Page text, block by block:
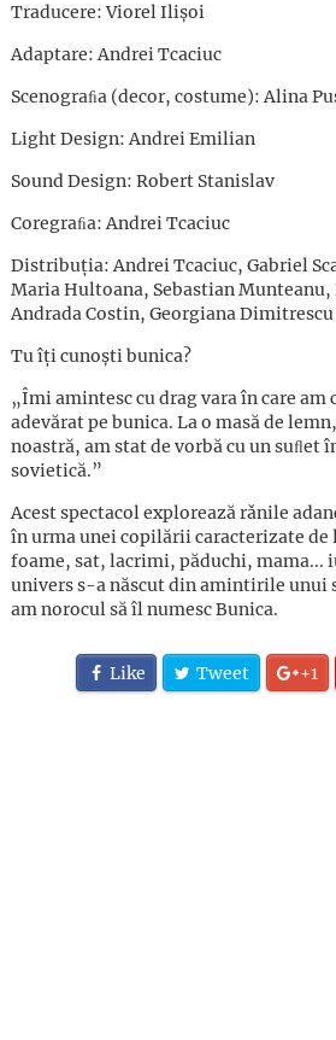
Traducere: Viorel Ilişoi
Adaptare: Andrei Tcaciuc
Scenograﬁa (decor, costume): Alina
Light Design: Andrei Emilian
Sound Design: Robert Stanislav
Coregraﬁa: Andrei Tcaciuc
Distribuția: Andrei Tcaciuc, Gabriel
Maria Hultoana, Sebastian Munteanu,
Andrada Costin, Georgiana Dimitrescu
Tu îți cunoști bunica?
„Îmi amintesc cu drag vara în care am
adevărat pe bunica. La o masă de
noastră, am stat de vorbă cu un suﬂet
sovietică.”
Acest spectacol explorează rǎnile
în urma unei copilării caracterizate
foame, sat, lacrimi, păduchi, mama...
univers s-a născut din amintirile unui
am norocul să îl numesc Bunica.
Like Tweet +1